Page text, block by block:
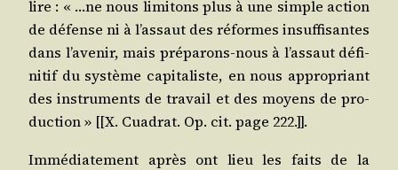
lire : « …ne nous limi­tons plus à une simple action
de défense ni à l’as­saut des réformes insuf­fi­santes
dans l’a­ve­nir, mais pré­pa­rons-nous à l’as­saut défi­
ni­tif du sys­tème capi­ta­liste, en nous appro­priant
des ins­tru­ments de tra­vail et des moyens de pro­
duc­tion » [[X. Cua­drat. Op. cit. page 222.]].
Immé­dia­te­ment après ont lieu les faits de la